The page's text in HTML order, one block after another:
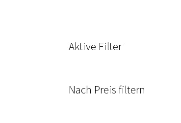
Aktive Filter
Nach Preis filtern